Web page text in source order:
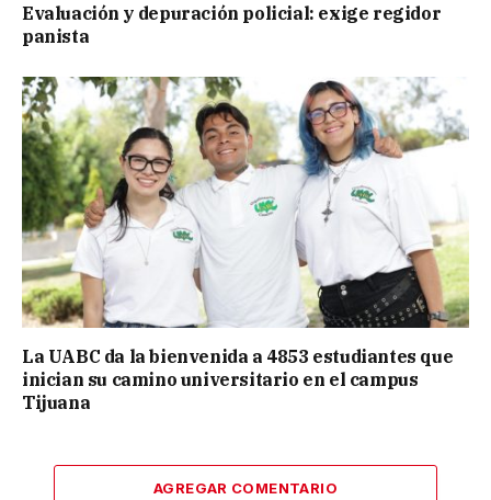
Evaluación y depuración policial: exige regidor
panista
La UABC da la bienvenida a 4853 estudiantes que
inician su camino universitario en el campus
Tijuana
AGREGAR COMENTARIO